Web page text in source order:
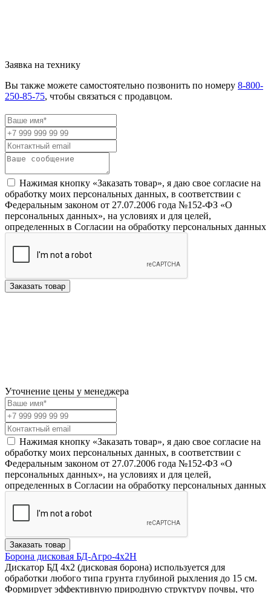
Заявка на технику
Вы также можете самостоятельно позвонить по номеру 8-800-
250-85-75, чтобы связаться с продавцом.
Нажимая кнопку «Заказать товар», я даю свое согласие на
обработку моих персональных данных, в соответствии с
Федеральным законом от 27.07.2006 года №152-ФЗ «О
персональных данных», на условиях и для целей,
определенных в Согласии на обработку персональных данных
Заказать товар
Уточнение цены у менеджера
Нажимая кнопку «Заказать товар», я даю свое согласие на
обработку моих персональных данных, в соответствии с
Федеральным законом от 27.07.2006 года №152-ФЗ «О
персональных данных», на условиях и для целей,
определенных в Согласии на обработку персональных данных
Заказать товар
Борона дисковая БД-Агро-4х2Н
Дискатор БД 4х2 (дисковая борона) используется для
обработки любого типа грунта глубиной рыхления до 15 см.
Формирует эффективную природную структуру почвы, что